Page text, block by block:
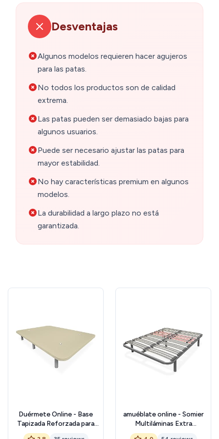
Desventajas
Algunos modelos requieren hacer agujeros
para las patas.
No todos los productos son de calidad
extrema.
Las patas pueden ser demasiado bajas para
algunos usuarios.
Puede ser necesario ajustar las patas para
mayor estabilidad.
No hay características premium en algunos
modelos.
La durabilidad a largo plazo no está
garantizada.
Duérmete Online - Base
Tapizada Reforzada para
Cama, Estabilidad y
amuéblate online - Somier
Multiláminas Extra
Resistente con